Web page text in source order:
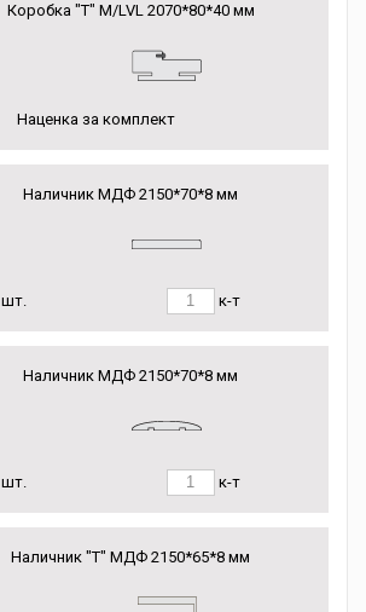
Коробка "Т" M/LVL 2070*80*40 мм
Наценка за комплект
Наличник МДФ 2150*70*8 мм
шт. к-т
Наличник МДФ 2150*70*8 мм
шт. к-т
Наличник "Т" МДФ 2150*65*8 мм